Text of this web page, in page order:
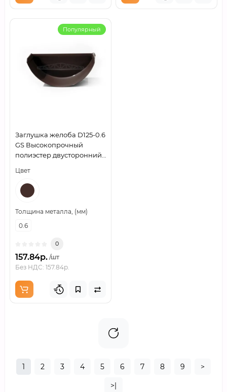
Популярный
Заглушка желоба D125-0.6
GS Высокопрочный
полиэстер двусторонний
Цвет
Толщина металла, (мм)
0.6
0
157.84р. /шт
Без НДС: 157.84р.
1 2 3 4 5 6 7 8 9 >
>|